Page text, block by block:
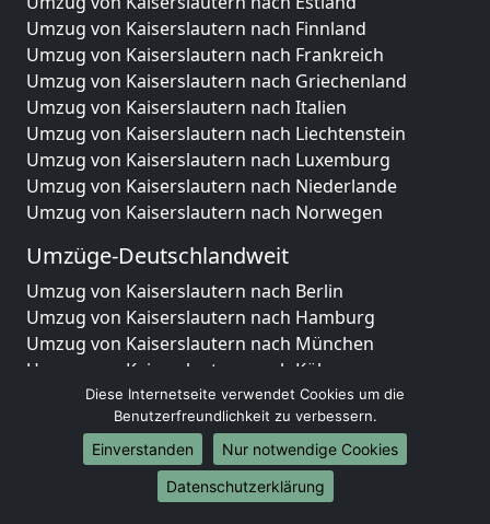
Umzug von Kaiserslautern nach Finnland
Umzug von Kaiserslautern nach Frankreich
Umzug von Kaiserslautern nach Griechenland
Umzug von Kaiserslautern nach Italien
Umzug von Kaiserslautern nach Liechtenstein
Umzug von Kaiserslautern nach Luxemburg
Umzug von Kaiserslautern nach Niederlande
Umzug von Kaiserslautern nach Norwegen
Umzüge-Deutschlandweit
Umzug von Kaiserslautern nach Berlin
Umzug von Kaiserslautern nach Hamburg
Umzug von Kaiserslautern nach München
Umzug von Kaiserslautern nach Köln
Umzug von Kaiserslautern nach Frankfurt am Main
Umzug von Kaiserslautern nach Stuttgart
Umzug von Kaiserslautern nach Düsseldorf
Umzug von Kaiserslautern nach Leipzig
Umzug von Kaiserslautern nach Dortmund
Diese Internetseite verwendet Cookies um die
Benutzerfreundlichkeit zu verbessern.
Einverstanden
Nur notwendige Cookies
Datenschutzerklärung